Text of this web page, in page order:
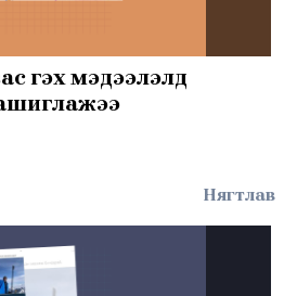
гэх мэдээлэлд
Нягтлав